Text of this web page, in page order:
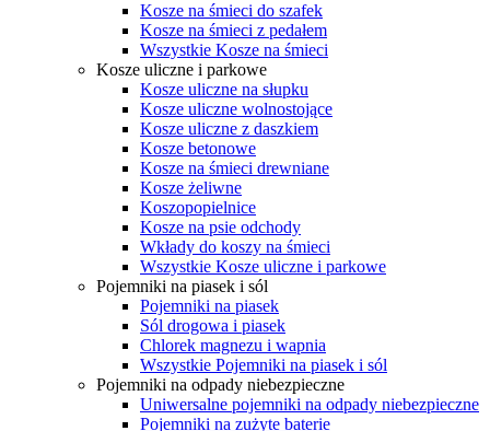
Kosze na śmieci do szafek
Kosze na śmieci z pedałem
Wszystkie Kosze na śmieci
Kosze uliczne i parkowe
Kosze uliczne na słupku
Kosze uliczne wolnostojące
Kosze uliczne z daszkiem
Kosze betonowe
Kosze na śmieci drewniane
Kosze żeliwne
Koszopopielnice
Kosze na psie odchody
Wkłady do koszy na śmieci
Wszystkie Kosze uliczne i parkowe
Pojemniki na piasek i sól
Pojemniki na piasek
Sól drogowa i piasek
Chlorek magnezu i wapnia
Wszystkie Pojemniki na piasek i sól
Pojemniki na odpady niebezpieczne
Uniwersalne pojemniki na odpady niebezpieczne
Pojemniki na zużyte baterie